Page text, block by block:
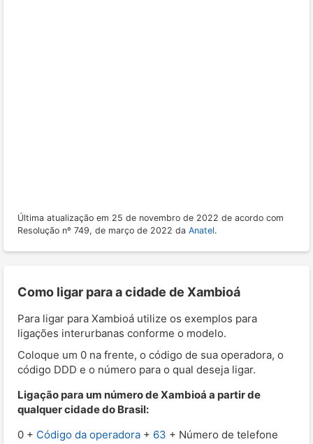
Última atualização em 25 de novembro de 2022 de acordo com
Resolução nº 749, de março de 2022 da Anatel.
Como ligar para a cidade de Xambioá
Para ligar para Xambioá utilize os exemplos para
ligações interurbanas conforme o modelo.
Coloque um 0 na frente, o código de sua operadora, o
código DDD e o número para o qual deseja ligar.
Ligação para um número de Xambioá a partir de
qualquer cidade do Brasil:
0 + Código da operadora + 63 + Número de telefone